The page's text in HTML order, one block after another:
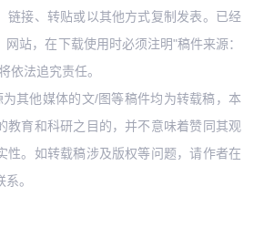
链接、转贴或以其他方式复制发表。已经
站，在下载使用时必须注明"稿件来源：
依法追究责任。
其他媒体的文/图等稿件均为转载稿，本
教育和科研之目的，并不意味着赞同其观
性。如转载稿涉及版权等问题，请作者在
。